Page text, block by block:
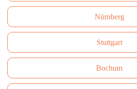
Nürnberg
Stuttgart
Bochum